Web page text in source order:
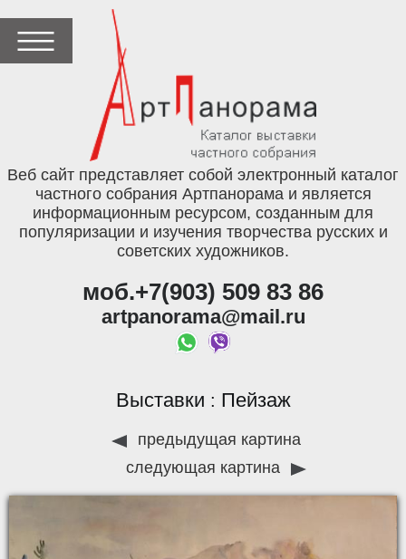
Веб сайт представляет собой электронный каталог
частного собрания Артпанорама и является
информационным ресурсом, созданным для
популяризации и изучения творчества русских и
советских художников.
моб.+7(903) 509 83 86
artpanorama@mail.ru
Выставки : Пейзаж
предыдущая картина
следующая картина